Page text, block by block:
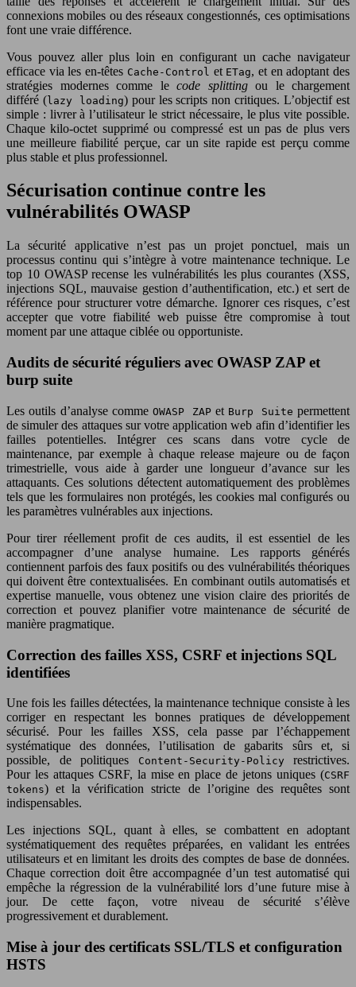
connexions mobiles ou des réseaux congestionnés, ces optimisations
font une vraie différence.
Vous pouvez aller plus loin en configurant un cache navigateur
efficace via les en-têtes Cache-Control et ETag, et en adoptant des
stratégies modernes comme le code splittingou le chargement
différé (lazy loading) pour les scripts non critiques. L’objectif est
simple : livrer à l’utilisateur le strict nécessaire, le plus vite possible.
Chaque kilo-octet supprimé ou compressé est un pas de plus vers
une meilleure fiabilité perçue, car un site rapide est perçu comme
plus stable et plus professionnel.
Sécurisation continue contre les
vulnérabilités OWASP
La sécurité applicative n’est pas un projet ponctuel, mais un
processus continu qui s’intègre à votre maintenance technique. Le
top 10 OWASP recense les vulnérabilités les plus courantes (XSS,
injections SQL, mauvaise gestion d’authentification, etc.) et sert de
référence pour structurer votre démarche. Ignorer ces risques, c’est
accepter que votre fiabilité web puisse être compromise à tout
moment par une attaque ciblée ou opportuniste.
Audits de sécurité réguliers avec OWASP ZAP et
burp suite
Les outils d’analyse commeOWASP ZAPet Burp Suite permettent
de simuler des attaques sur votre application web afin d’identifier les
failles potentielles. Intégrer ces scans dans votre cycle de
maintenance, par exemple à chaque release majeure ou de façon
trimestrielle, vous aide à garder une longueur d’avance sur les
attaquants. Ces solutions détectent automatiquement des problèmes
tels que les formulaires non protégés, les cookies mal configurés ou
les paramètres vulnérables aux injections.
Pour tirer réellement profit de ces audits, il est essentiel de les
accompagner d’une analyse humaine. Les rapports générés
contiennent parfois des faux positifs ou des vulnérabilités théoriques
qui doivent être contextualisées. En combinant outils automatisés et
expertise manuelle, vous obtenez une vision claire des priorités de
correction et pouvez planifier votre maintenance de sécurité de
manière pragmatique.
Correction des failles XSS, CSRF et injections SQL
identifiées
Une fois les failles détectées, la maintenance technique consiste à les
corriger en respectant les bonnes pratiques de développement
sécurisé. Pour les failles XSS, cela passe par l’échappement
systématique des données, l’utilisation de gabarits sûrs et, si
possible, de politiques
Content-Security-Policy restrictives.
Pour les attaques CSRF, la mise en place de jetons uniques (CSRF
tokens) et la vérification stricte de l’origine des requêtes sont
indispensables.
Les injections SQL, quant à elles, se combattent en adoptant
systématiquement des requêtes préparées, en validant les entrées
utilisateurs et en limitant les droits des comptes de base de données.
Chaque correction doit être accompagnée d’un test automatisé qui
empêche la régression de la vulnérabilité lors d’une future mise à
jour. De cette façon, votre niveau de sécurité s’élève
progressivement et durablement.
Mise à jour des certificats SSL/TLS et configuration
HSTS